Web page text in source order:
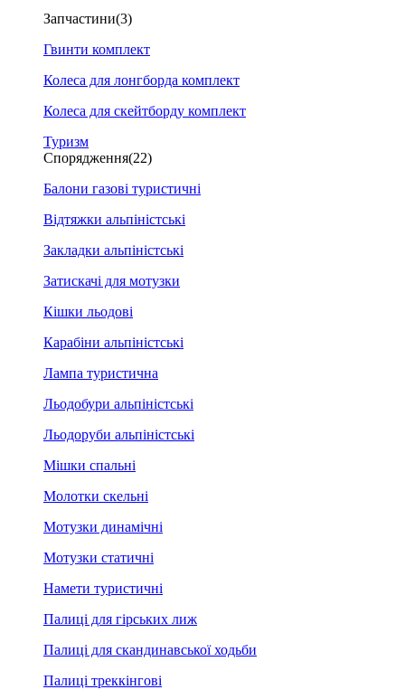
Запчастини(3)
Гвинти комплект
Колеса для лонгборда комплект
Колеса для скейтборду комплект
Туризм
Спорядження(22)
Балони газові туристичні
Відтяжки альпіністські
Закладки альпіністські
Затискачі для мотузки
Кішки льодові
Карабіни альпіністські
Лампа туристична
Льодобури альпіністські
Льодоруби альпіністські
Мішки спальні
Молотки скельні
Мотузки динамічні
Мотузки статичні
Намети туристичні
Палиці для гірських лиж
Палиці для скандинавської ходьби
Палиці треккінгові